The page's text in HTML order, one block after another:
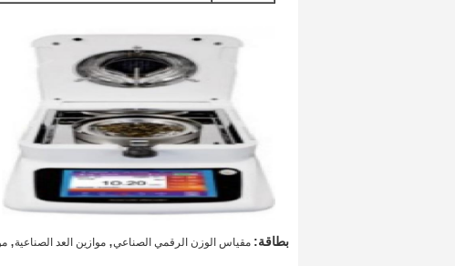
بطاقة: مقياس الوزن الرقمي الصناعي, موازين العد الصناعية,